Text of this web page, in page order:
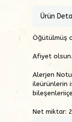
Ürün
Öğütülmüş
Afiyet olsun.
Alerjen
ileürünlerin
Net miktar: